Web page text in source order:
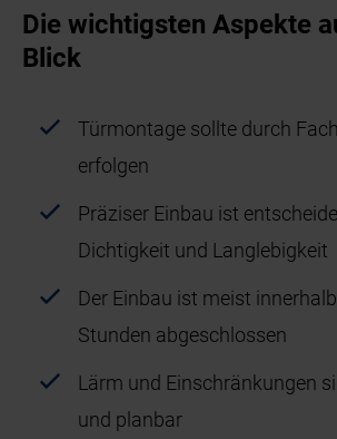
Die wichtigsten Aspekte
Blick
Türmontage sollte durch
erfolgen
Präziser Einbau ist
Dichtigkeit und Langlebigkeit
Der Einbau ist meist
Stunden abgeschlossen
Lärm und Einschränkungen
und planbar